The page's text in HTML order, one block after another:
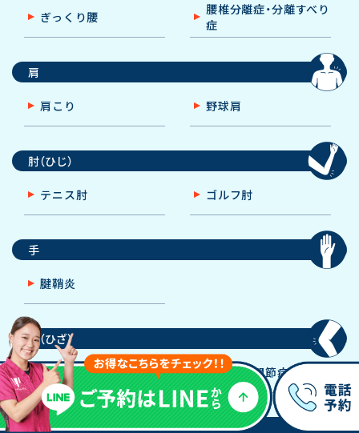
ぎっくり腰
腰椎分離症・分離すべり
症
肩
肩こり 野球肩
肘（ひじ）
テニス肘 ゴルフ肘
手
腱鞘炎
膝（ひざ）
膝痛 変形性膝関節症
足